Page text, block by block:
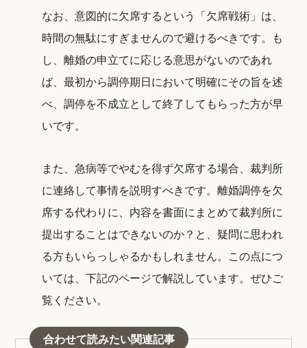
なお、意図的に欠席するという「欠席戦術」は、
時間の無駄にすぎませんので避けるべきです。も
し、離婚の申立てに応じる意思がないのであれ
ば、最初から調停期日において明確にその旨を述
べ、調停を不成立として終了してもらった方が早
いです。
また、急病等でやむを得ず欠席する場合、裁判所
に連絡して事情を説明すべきです。離婚調停を欠
席する代わりに、内容を書面にまとめて裁判所に
提出することはできないのか？と、疑問に思われ
る方もいらっしゃるかもしれません。この点につ
いては、下記のページで解説しています。ぜひご
覧ください。
合わせて読みたい関連記事